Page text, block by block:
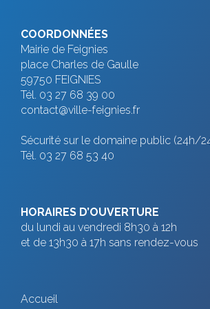
COORDONNÉES
Mairie de Feignies
place Charles de Gaulle
59750 FEIGNIES
Tél. 03 27 68 39 00
contact@ville-feignies.fr
Sécurité sur le domaine public (24h/
Tél. 03 27 68 53 40
HORAIRES D’OUVERTURE
du lundi au vendredi 8h30 à 12h
et de 13h30 à 17h sans rendez-vous
Accueil